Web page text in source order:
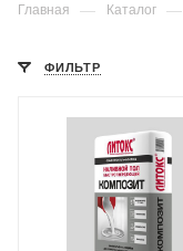
Главная — Каталог —
ФИЛЬТР